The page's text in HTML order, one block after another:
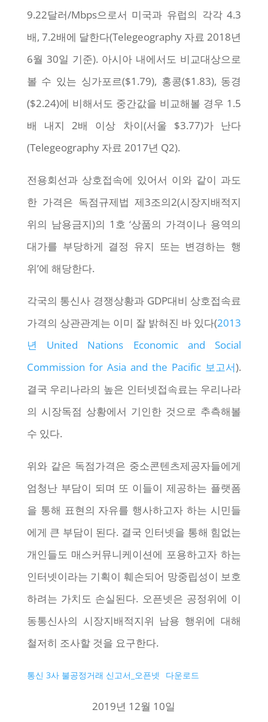
9.22달러/Mbps으로서 미국과 유럽의 각각 4.3
배, 7.2배에 달한다(Telegeography 자료 2018년
6월 30일 기준). 아시아 내에서도 비교대상으로
볼 수 있는 싱가포르($1.79), 홍콩($1.83), 동경
($2.24)에 비해서도 중간값을 비교해볼 경우 1.5
배 내지 2배 이상 차이(서울 $3.77)가 난다
(Telegeography 자료 2017년 Q2).
전용회선과 상호접속에 있어서 이와 같이 과도
한 가격은 독점규제법 제3조의2(시장지배적지
위의 남용금지)의 1호 ‘상품의 가격이나 용역의
대가를 부당하게 결정 유지 또는 변경하는 행
위’에 해당한다.
각국의 통신사 경쟁상황과 GDP대비 상호접속료
가격의 상관관계는 이미 잘 밝혀진 바 있다(2013
년 United Nations Economic and Social
Commission for Asia and the Pacific 보고서).
결국 우리나라의 높은 인터넷접속료는 우리나라
의 시장독점 상황에서 기인한 것으로 추측해볼
수 있다.
위와 같은 독점가격은 중소콘텐츠제공자들에게
엄청난 부담이 되며 또 이들이 제공하는 플랫폼
을 통해 표현의 자유를 행사하고자 하는 시민들
에게 큰 부담이 된다. 결국 인터넷을 통해 힘없는
개인들도 매스커뮤니케이션에 포용하고자 하는
인터넷이라는 기획이 훼손되어 망중립성이 보호
하려는 가치도 손실된다. 오픈넷은 공정위에 이
동통신사의 시장지배적지위 남용 행위에 대해
철저히 조사할 것을 요구한다.
통신 3사 불공정거래 신고서_오픈넷 다운로드
2019년 12월 10일